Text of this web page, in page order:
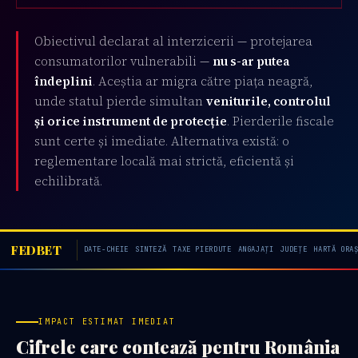
Obiectivul declarat al interzicerii — protejarea
consumatorilor vulnerabili — nu s-ar putea
îndeplini. Aceștia ar migra către piața neagră,
unde statul pierde simultanveniturile, controlul
și orice instrument de protecție. Pierderile fiscale
sunt certe și imediate. Alternativa există: o
reglementare locală mai strictă, eficientă și
echilibrată.
FEDBET DATE-CHEIE SINTEZĂ TAXE PIERDUTE ANGAJAȚI JUDEȚE HARTĂ
IMPACT ESTIMAT IMEDIAT
Cifrele care contează pentru România